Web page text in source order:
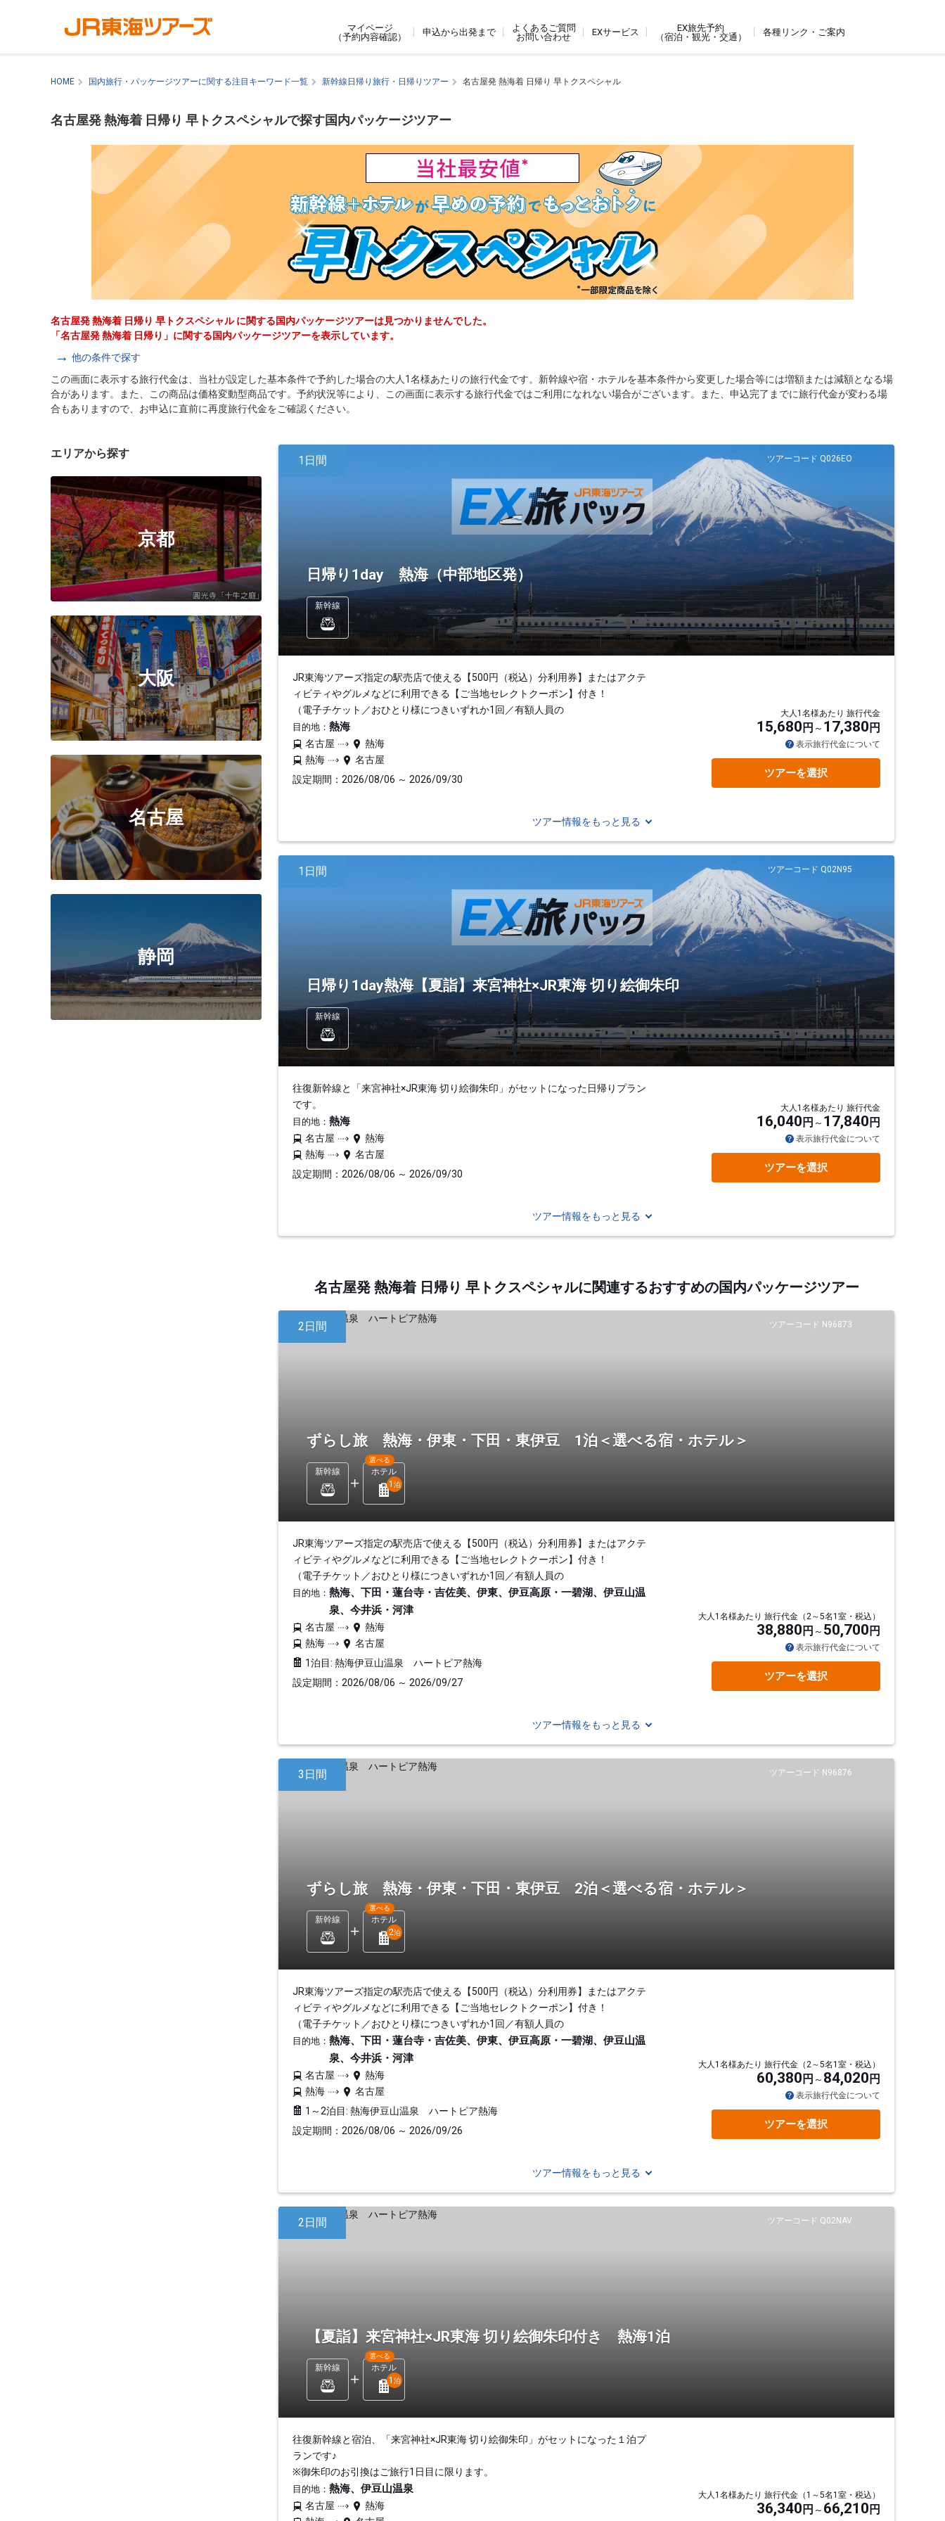
マイページ
（予約内容確認）
申込から出発まで
よくあるご質問
お問い合わせ
EXサービス
EX旅先予約
（宿泊・観光・交通）
各種リンク・ご案内
HOME 国内旅行・パッケージツアーに関する注目キーワード一覧 新幹線日帰り旅行・日帰りツアー 名古屋発 熱海着 日帰り 早トクスペシャル
名古屋発 熱海着 日帰り 早トクスペシャルで探す国内パッケージツアー
名古屋発 熱海着 日帰り 早トクスペシャル に関する国内パッケージツアーは見つかりませんでした。
「名古屋発 熱海着 日帰り」に関する国内パッケージツアーを表示しています。
他の条件で探す
この画面に表示する旅行代金は、当社が設定した基本条件で予約した場合の大人1名様あたりの旅行代金です。新幹線や宿・ホテルを基本条件から変更した場合等には増額または減額となる場
合があります。また、この商品は価格変動型商品です。予約状況等により、この画面に表示する旅行代金ではご利用になれない場合がございます。また、申込完了までに旅行代金が変わる場
合もありますので、お申込に直前に再度旅行代金をご確認ください。
エリアから探す
京都
大阪
名古屋
静岡
ツアーコード Q026EO
1日間
日帰り1day 熱海（中部地区発）
新幹線
JR東海ツアーズ指定の駅売店で使える【500円（税込）分利用券】またはアクテ
ィビティやグルメなどに利用できる【ご当地セレクトクーポン】付き！
（電子チケット／おひとり様につきいずれか1回／有額人員の
目的地： 熱海
名古屋
熱海
熱海
名古屋
設定期間：2026/08/06 ～ 2026/09/30
大人1名様あたり 旅行代金
15,680 円 17,380 円
表示旅行代金について
ツアーを選択
ツアー情報をもっと見る
ツアーコード Q02N95
1日間
日帰り1day熱海【夏詣】来宮神社×JR東海 切り絵御朱印
新幹線
往復新幹線と「来宮神社×JR東海 切り絵御朱印」がセットになった日帰りプラン
です。
目的地： 熱海
名古屋
熱海
熱海
名古屋
設定期間：2026/08/06 ～ 2026/09/30
大人1名様あたり 旅行代金
16,040 円 17,840 円
表示旅行代金について
ツアーを選択
ツアー情報をもっと見る
名古屋発 熱海着 日帰り 早トクスペシャルに関連するおすすめの国内パッケージツアー
ツアーコード N96873
2日間
ずらし旅 熱海・伊東・下田・東伊豆 1泊＜選べる宿・ホテル＞
新幹線 ホテル
選べる
1 泊
JR東海ツアーズ指定の駅売店で使える【500円（税込）分利用券】またはアクテ
ィビティやグルメなどに利用できる【ご当地セレクトクーポン】付き！
（電子チケット／おひとり様につきいずれか1回／有額人員の
目的地： 熱海、下田・蓮台寺・吉佐美、伊東、伊豆高原・一碧湖、伊豆山温
泉、今井浜・河津
名古屋
熱海
熱海
名古屋
1泊目: 熱海伊豆山温泉 ハートピア熱海
設定期間：2026/08/06 ～ 2026/09/27
大人1名様あたり 旅行代金（2～5名1室・税込）
38,880 円 50,700 円
表示旅行代金について
ツアーを選択
ツアー情報をもっと見る
ツアーコード N96876
3日間
ずらし旅 熱海・伊東・下田・東伊豆 2泊＜選べる宿・ホテル＞
新幹線 ホテル
選べる
2泊
JR東海ツアーズ指定の駅売店で使える【500円（税込）分利用券】またはアクテ
ィビティやグルメなどに利用できる【ご当地セレクトクーポン】付き！
（電子チケット／おひとり様につきいずれか1回／有額人員の
目的地： 熱海、下田・蓮台寺・吉佐美、伊東、伊豆高原・一碧湖、伊豆山温
泉、今井浜・河津
名古屋
熱海
熱海
名古屋
1～2泊目: 熱海伊豆山温泉 ハートピア熱海
設定期間：2026/08/06 ～ 2026/09/26
大人1名様あたり 旅行代金（2～5名1室・税込）
60,380 円 84,020 円
表示旅行代金について
ツアーを選択
ツアー情報をもっと見る
ツアーコード Q02NAV
2日間
【夏詣】来宮神社×JR東海 切り絵御朱印付き 熱海1泊
新幹線 ホテル
選べる
1 泊
往復新幹線と宿泊、「来宮神社×JR東海 切り絵御朱印」がセットになった１泊プ
ランです♪
※御朱印のお引換はご旅行1日目に限ります。
目的地： 熱海、伊豆山温泉
名古屋
熱海
大人1名様あたり 旅行代金（1～5名1室・税込）
36,340 円 66,210 円